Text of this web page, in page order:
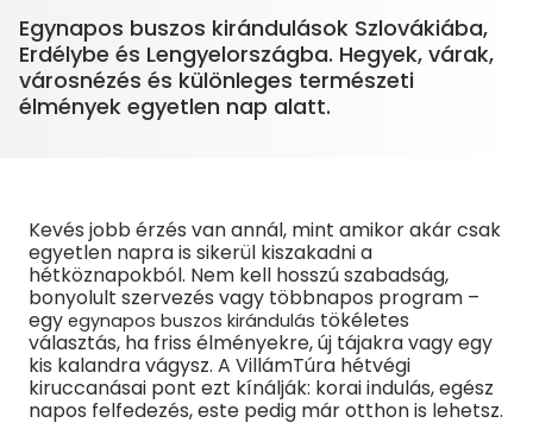
Egynapos buszos kirándulások Szlovákiába,
Erdélybe és Lengyelországba. Hegyek, várak,
városnézés és különleges természeti
Kevés jobb érzés van annál, mint amikor akár csak
egyetlen napra is sikerül kiszakadni a
hétköznapokból. Nem kell hosszú szabadság,
bonyolult szervezés vagy többnapos program –
egy egynapos buszos kirándulás tökéletes
választás, ha friss élményekre, új tájakra vagy egy
kis kalandra vágysz. A VillámTúra hétvégi
kiruccanásai pont ezt kínálják: korai indulás, egész
napos felfedezés, este pedig már otthon is lehetsz.